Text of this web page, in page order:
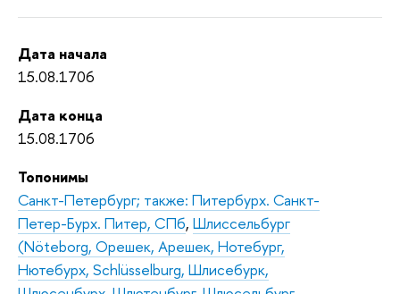
Дата начала
15.08.1706
Дата конца
15.08.1706
Топонимы
Санкт-Петербург; также: Питербурх. Санкт-
Петер-Бурх. Питер, СПб, Шлиссельбург
(Nöteborg, Орешек, Арешек, Нотебург,
Нютебурх, Schlüsselburg, Шлисебурк,